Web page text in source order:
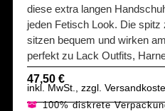
diese extra langen
jeden Fetisch Look. Die
sitzen bequem und wirken
perfekt zu Lack Outfits,
47,50 €
inkl. MwSt., zzgl.
100% diskrete